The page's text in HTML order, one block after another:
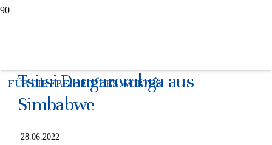
FÜR DIE FREIHEIT DES WORTES
Tsitsi Dangarembga aus
Simbabwe
28.06.2022